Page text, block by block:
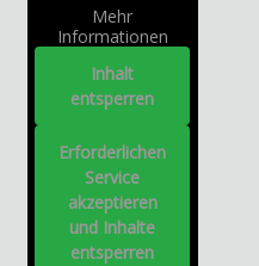
Mehr
Informationen
Inhalt
entsperren
Erforderlichen
Service
akzeptieren
und Inhalte
entsperren